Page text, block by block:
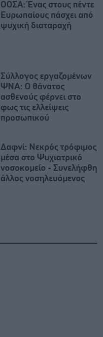
ΟΟΣΑ: Ένας στους πέντε
Ευρωπαίους πάσχει από
ψυχική διαταραχή
Σύλλογος εργαζομένων
ΨΝΑ: Ο θάνατος
ασθενούς φέρνει στο
φως τις ελλείψεις
προσωπικού
Δαφνί: Νεκρός τρόφιμος
μέσα στο Ψυχιατρικό
νοσοκομείο - Συνελήφθη
άλλος νοσηλευόμενος